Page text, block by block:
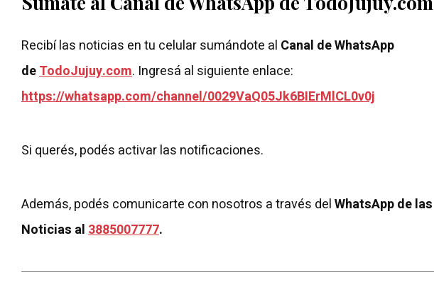
Recibí las noticias en tu celular sumándote al Canal de WhatsApp
deTodoJujuy.com. Ingresá al siguiente enlace:
https://whatsapp.com/channel/0029VaQ05Jk6BIErMlCL0v0j
Si querés, podés activar las notificaciones.
Además, podés comunicarte con nosotros a través delWhatsApp de las
Noticias al3885007777.